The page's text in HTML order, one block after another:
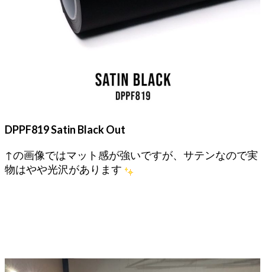
DPPF819 Satin Black Out
↑の画像ではマット感が強いですが、サテンなので実
物はやや光沢があります